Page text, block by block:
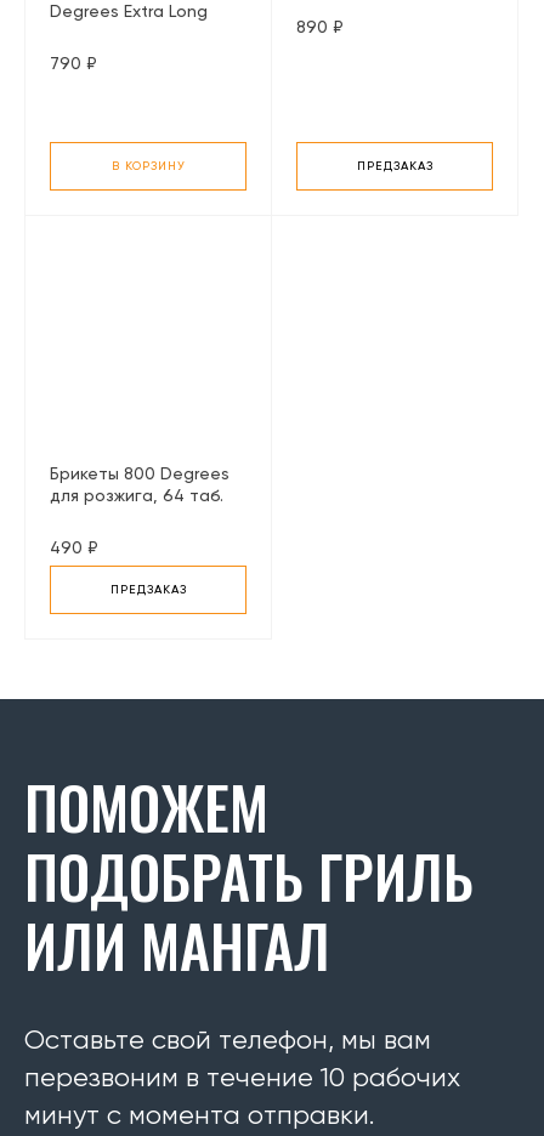
Degrees Extra Long
790 ₽
В КОРЗИНУ
890 ₽
ПРЕДЗАКАЗ
Брикеты 800 Degrees
для розжига, 64 таб.
490 ₽
ПРЕДЗАКАЗ
ПОМОЖЕМ
ПОДОБРАТЬ ГРИЛЬ
ИЛИ МАНГАЛ
Оставьте свой телефон, мы вам
перезвоним в течение 10 рабочих
минут с момента отправки.